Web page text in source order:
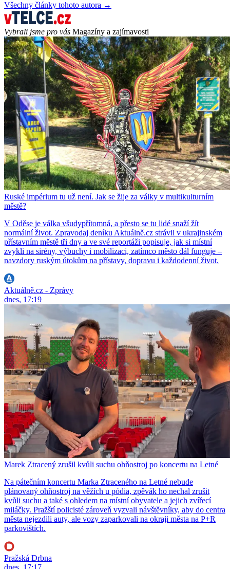
Všechny články tohoto autora →
Vybrali jsme pro vás Magazíny a zajímavosti
Ruské impérium tu už není. Jak se žije za války v multikulturním
městě?
V Oděse je válka všudypřítomná, a přesto se tu lidé snaží žít
normální život. Zpravodaj deníku Aktuálně.cz strávil v ukrajinském
přístavním městě tři dny a ve své reportáži popisuje, jak si místní
zvykli na sirény, výbuchy i mobilizaci, zatímco město dál funguje –
navzdory ruským útokům na přístavy, dopravu i každodenní život.
Aktuálně.cz - Zprávy
dnes, 17:19
Marek Ztracený zrušil kvůli suchu ohňostroj po koncertu na Letné
Na pátečním koncertu Marka Ztraceného na Letné nebude
plánovaný ohňostroj na věžích u pódia, zpěvák ho nechal zrušit
kvůli suchu a také s ohledem na místní obyvatele a jejich zvířecí
miláčky. Pražští policisté zároveň vyzvali návštěvníky, aby do centra
města nejezdili auty, ale vozy zaparkovali na okraji města na P+R
parkovištích.
Pražská Drbna
dnes, 17:17